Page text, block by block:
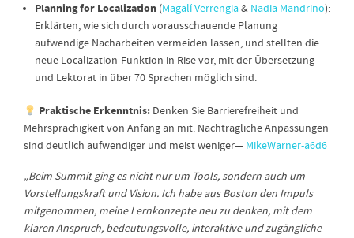
Planning for Localization (Magalí Verrengia& Nadia Mandrino):
Erklärten, wie sich durch vorausschauende Planung
aufwendige Nacharbeiten vermeiden lassen, und stellten die
neue Localization-Funktion in Rise vor, mit der Übersetzung
und Lektorat in über 70 Sprachen möglich sind.
Praktische Erkenntnis:Denken Sie Barrierefreiheit und
Mehrsprachigkeit von Anfang an mit. Nachträgliche Anpassungen
sind deutlich aufwendiger und meist weniger— MikeWarner-a6d6
„Beim Summit ging es nicht nur um Tools, sondern auch um
Vorstellungskraft und Vision. Ich habe aus Boston den Impuls
mitgenommen, meine Lernkonzepte neu zu denken, mit dem
klaren Anspruch, bedeutungsvolle, interaktive und zugängliche